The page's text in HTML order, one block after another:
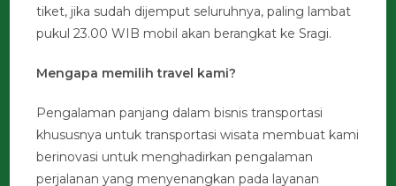
tiket, jika sudah dijemput seluruhnya, paling lambat
pukul 23.00 WIB mobil akan berangkat ke Sragi.
Mengapa memilih travel kami?
Pengalaman panjang dalam bisnis transportasi
khususnya untuk transportasi wisata membuat kami
berinovasi untuk menghadirkan pengalaman
perjalanan yang menyenangkan pada layanan